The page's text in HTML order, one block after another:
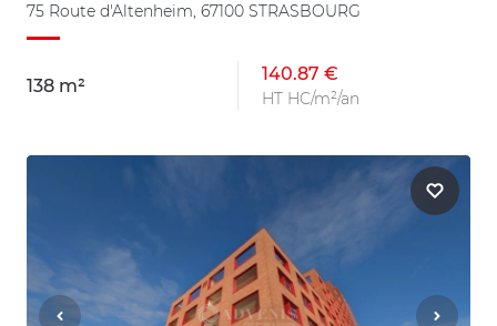
75 Route d'Altenheim, 67100 STRASBOURG
138 m²
140.87 €
HT HC/m²/an